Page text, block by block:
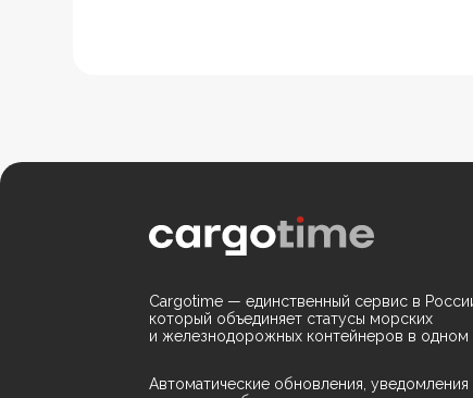
Cargotime — единственный сервис в
который объединяет статусы морских
и железнодорожных контейнеров в одном
Автоматические обновления, уведомления